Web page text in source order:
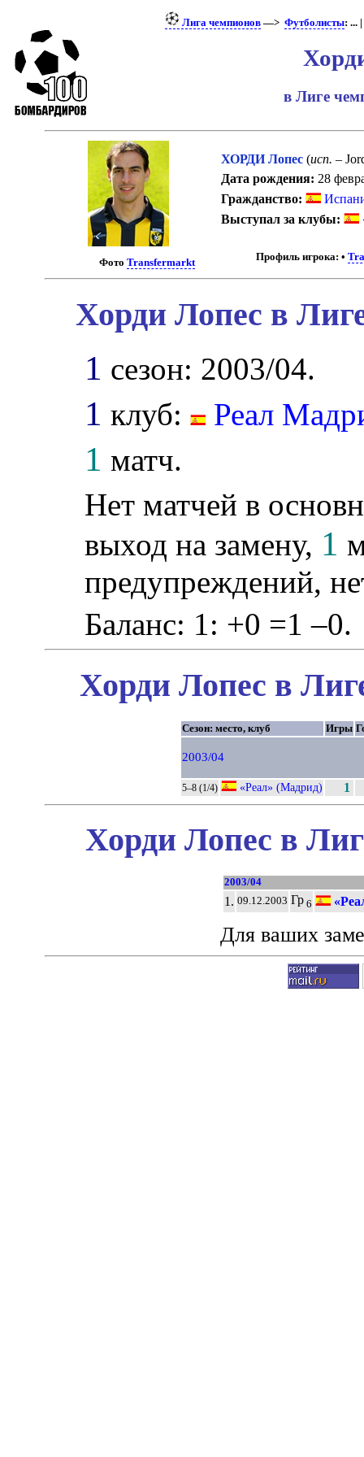
Лига чемпионов—> Футболисты: ... |
в Лиге
Фото Transfermarkt
ХОРДИ Лопес (исп. –
Дата рождения: 28
Гражданство:
Выступал за клубы:
Профиль игрока: •
Хорди Лопес в
1 сезон: 2003/04.
1 клуб: Реал
1 матч.
Нет матчей в
выход на замену, 1
предупреждений,
Баланс: 1: +0 =1 –0.
Хорди Лопес в
Сезон: место, клуб Игры
2003/04
5–8 (1/4) «Реал» (Мадрид) 1
Хорди Лопес в
2003/04
1. 09.12.2003 Гр6
Для ваших